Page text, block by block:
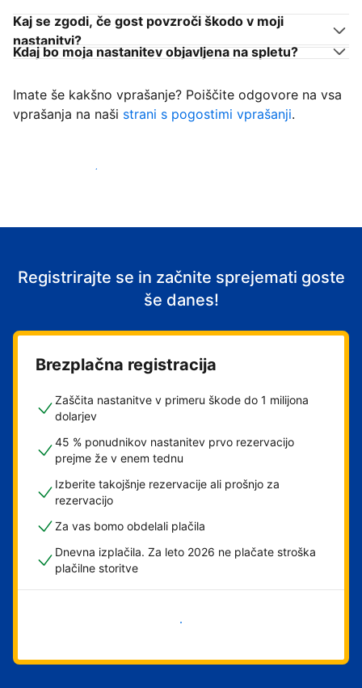
Kaj se zgodi, če gost povzroči škodo v moji
nastanitvi?
Kdaj bo moja nastanitev objavljena na spletu?
Imate še kakšno vprašanje? Poiščite odgovore na vsa
vprašanja na naši strani s pogostimi vprašanji.
Začni sprejemati goste
Registrirajte se in začnite sprejemati goste
še danes!
Brezplačna registracija
Zaščita nastanitve v primeru škode do 1 milijona
dolarjev
45 % ponudnikov nastanitev prvo rezervacijo
prejme že v enem tednu
Izberite takojšnje rezervacije ali prošnjo za
rezervacijo
Za vas bomo obdelali plačila
Dnevna izplačila. Za leto 2026 ne plačate stroška
plačilne storitve